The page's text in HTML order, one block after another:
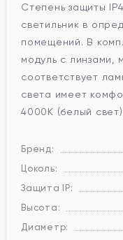
Степень защиты
светильник в
помещений. В
модуль с линзами,
соответствует
света имеет
4000К (белый
Бренд:
Цоколь:
Защита IP:
Высота:
Диаметр: